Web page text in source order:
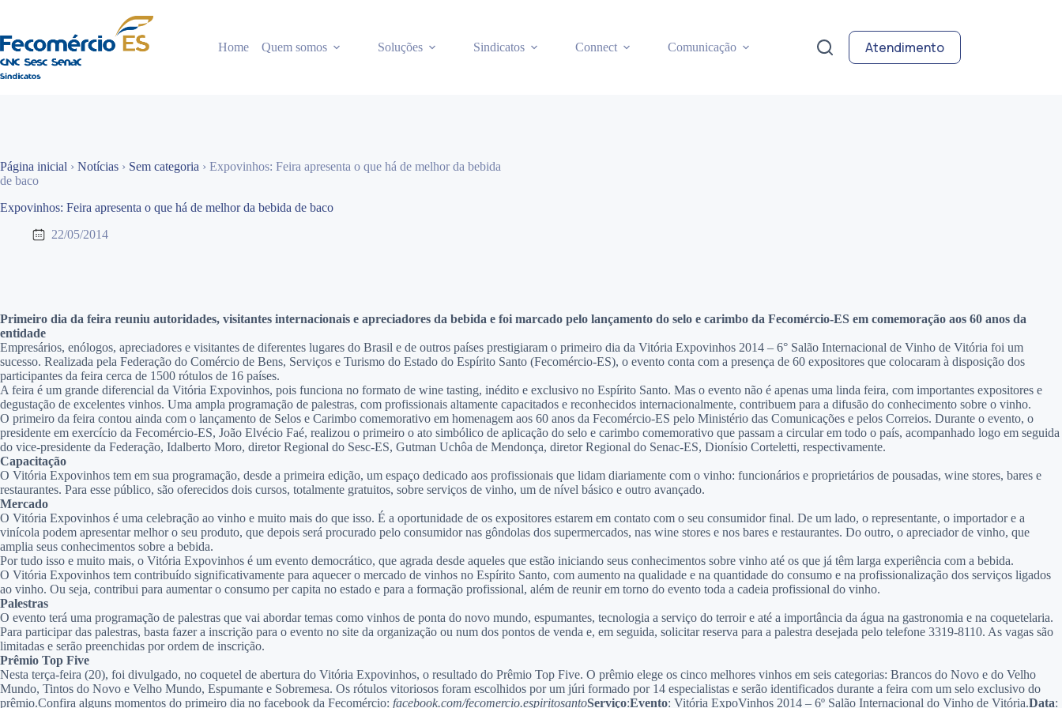
o
conteúdo
Home Quem somos Soluções Sindicatos Connect Comunicação Atendimento
Página inicial › Notícias › Sem categoria › Expovinhos: Feira apresenta o que há de melhor da bebida
de baco
Expovinhos: Feira apresenta o que há de melhor da bebida de baco
22/05/2014
Primeiro dia da feira reuniu autoridades, visitantes internacionais e apreciadores da bebida e foi marcado pelo lançamento do selo e carimbo da Fecomércio-ES em comemoração aos 60 anos da
entidade
Empresários, enólogos, apreciadores e visitantes de diferentes lugares do Brasil e de outros países prestigiaram o primeiro dia da Vitória Expovinhos 2014 – 6° Salão Internacional de Vinho de Vitória foi um
sucesso. Realizada pela Federação do Comércio de Bens, Serviços e Turismo do Estado do Espírito Santo (Fecomércio-ES), o evento conta com a presença de 60 expositores que colocaram à disposição dos
participantes da feira cerca de 1500 rótulos de 16 países.
A feira é um grande diferencial da Vitória Expovinhos, pois funciona no formato de wine tasting, inédito e exclusivo no Espírito Santo. Mas o evento não é apenas uma linda feira, com importantes expositores e
degustação de excelentes vinhos. Uma ampla programação de palestras, com profissionais altamente capacitados e reconhecidos internacionalmente, contribuem para a difusão do conhecimento sobre o vinho.
O primeiro da feira contou ainda com o lançamento de Selos e Carimbo comemorativo em homenagem aos 60 anos da Fecomércio-ES pelo Ministério das Comunicações e pelos Correios. Durante o evento, o
presidente em exercício da Fecomércio-ES, João Elvécio Faé, realizou o primeiro o ato simbólico de aplicação do selo e carimbo comemorativo que passam a circular em todo o país, acompanhado logo em seguida
do vice-presidente da Federação, Idalberto Moro, diretor Regional do Sesc-ES, Gutman Uchôa de Mendonça, diretor Regional do Senac-ES, Dionísio Corteletti, respectivamente.
Capacitação
O Vitória Expovinhos tem em sua programação, desde a primeira edição, um espaço dedicado aos profissionais que lidam diariamente com o vinho: funcionários e proprietários de pousadas, wine stores, bares e
restaurantes. Para esse público, são oferecidos dois cursos, totalmente gratuitos, sobre serviços de vinho, um de nível básico e outro avançado.
Mercado
O Vitória Expovinhos é uma celebração ao vinho e muito mais do que isso. É a oportunidade de os expositores estarem em contato com o seu consumidor final. De um lado, o representante, o importador e a
vinícola podem apresentar melhor o seu produto, que depois será procurado pelo consumidor nas gôndolas dos supermercados, nas wine stores e nos bares e restaurantes. Do outro, o apreciador de vinho, que
amplia seus conhecimentos sobre a bebida.
Por tudo isso e muito mais, o Vitória Expovinhos é um evento democrático, que agrada desde aqueles que estão iniciando seus conhecimentos sobre vinho até os que já têm larga experiência com a bebida.
O Vitória Expovinhos tem contribuído significativamente para aquecer o mercado de vinhos no Espírito Santo, com aumento na qualidade e na quantidade do consumo e na profissionalização dos serviços ligados
ao vinho. Ou seja, contribui para aumentar o consumo per capita no estado e para a formação profissional, além de reunir em torno do evento toda a cadeia profissional do vinho.
Palestras
O evento terá uma programação de palestras que vai abordar temas como vinhos de ponta do novo mundo, espumantes, tecnologia a serviço do terroir e até a importância da água na gastronomia e na coquetelaria.
Para participar das palestras, basta fazer a inscrição para o evento no site da organização ou num dos pontos de venda e, em seguida, solicitar reserva para a palestra desejada pelo telefone 3319-8110. As vagas são
limitadas e serão preenchidas por ordem de inscrição.
Prêmio Top Five
Nesta terça-feira (20), foi divulgado, no coquetel de abertura do Vitória Expovinhos, o resultado do Prêmio Top Five. O prêmio elege os cinco melhores vinhos em seis categorias: Brancos do Novo e do Velho
Mundo, Tintos do Novo e Velho Mundo, Espumante e Sobremesa. Os rótulos vitoriosos foram escolhidos por um júri formado por 14 especialistas e serão identificados durante a feira com um selo exclusivo do
prêmio.Confira alguns momentos do primeiro dia no facebook da Fecomércio: facebook.com/fecomercio.espiritosantoServiço:Evento: Vitória ExpoVinhos 2014 – 6º Salão Internacional do Vinho de Vitória.Data: